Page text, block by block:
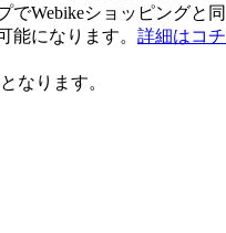
でWebikeショッピングと同
能になります。 詳細はコチ
なります。